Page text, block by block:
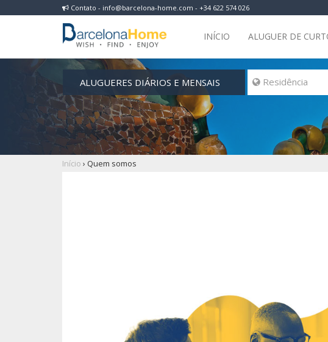
Contato - info@barcelona-home.com - +34 622 574 026
INÍCIO ALUGUER DE
ALUGUERES DIÁRIOS E MENSAIS  Residência
Início › Quem somos